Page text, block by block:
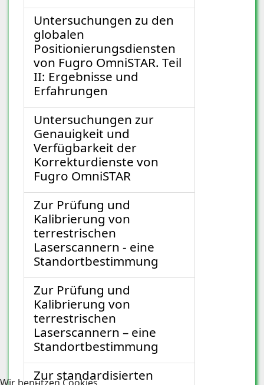
Untersuchungen zu den
globalen
Positionierungsdiensten
von Fugro OmniSTAR. Teil
II: Ergebnisse und
Erfahrungen
Untersuchungen zur
Genauigkeit und
Verfügbarkeit der
Korrekturdienste von
Fugro OmniSTAR
Zur Prüfung und
Kalibrierung von
terrestrischen
Laserscannern - eine
Standortbestimmung
Zur Prüfung und
Kalibrierung von
terrestrischen
Laserscannern – eine
Standortbestimmung
Zur standardisierten